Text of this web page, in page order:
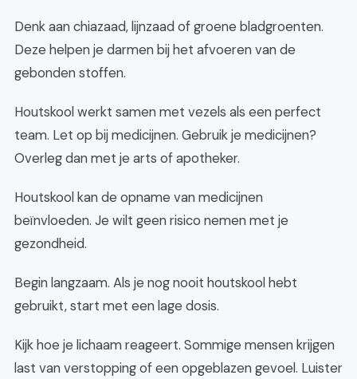
Denk aan chiazaad, lijnzaad of groene bladgroenten.
Deze helpen je darmen bij het afvoeren van de
gebonden stoffen.
Houtskool werkt samen met vezels als een perfect
team. Let op bij medicijnen. Gebruik je medicijnen?
Overleg dan met je arts of apotheker.
Houtskool kan de opname van medicijnen
beïnvloeden. Je wilt geen risico nemen met je
gezondheid.
Begin langzaam. Als je nog nooit houtskool hebt
gebruikt, start met een lage dosis.
Kijk hoe je lichaam reageert. Sommige mensen krijgen
last van verstopping of een opgeblazen gevoel. Luister